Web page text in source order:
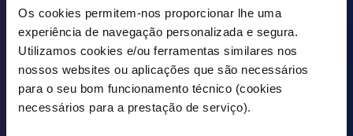
Os cookies permitem-nos proporcionar lhe uma
experiência de navegação personalizada e segura.
Utilizamos cookies e/ou ferramentas similares nos
nossos websites ou aplicações que são necessários
para o seu bom funcionamento técnico (cookies
necessários para a prestação de serviço).